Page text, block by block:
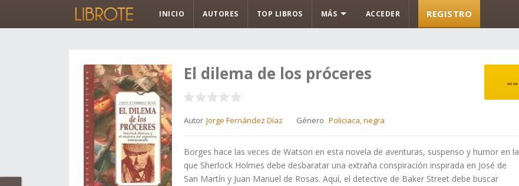
INICIO AUTORES TOP LIBROS MÁS ACCEDER REGISTRO
--
El dilema de los próceres
Autor Jorge Fernández Díaz Género Policiaca, negra
Borges hace las veces de Watson en esta novela de aventuras, suspenso y humor en la
que Sherlock Holmes debe desbaratar una extraña conspiración inspirada en José de
San Martín y Juan Manuel de Rosas. Aquí, el detective de Baker Street debe buscar